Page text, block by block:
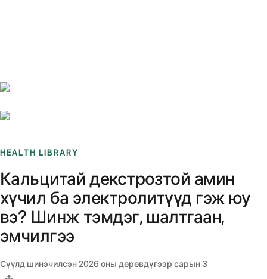
HEALTH LIBRARY
Кальцитай декстрозтой амин
хүчил ба электролитүүд гэж юу
вэ? Шинж тэмдэг, шалтгаан,
эмчилгээ
Сүүлд шинэчилсэн2026 оны дөрөвдүгээр сарын 3